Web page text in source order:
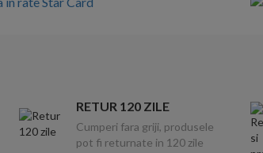
RETUR 120 ZILE
Cumperi fara griji, produsele
pot fi returnate in 120 zile